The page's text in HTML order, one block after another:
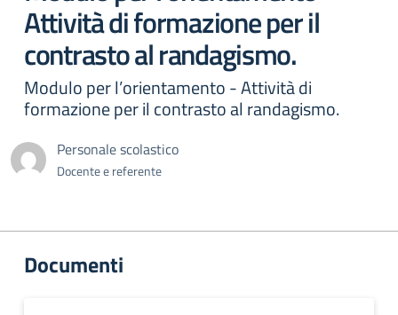
Attività di formazione per il
contrasto al randagismo.
Modulo per l’orientamento - Attività di
formazione per il contrasto al randagismo.
Personale scolastico
Docente e referente
Documenti